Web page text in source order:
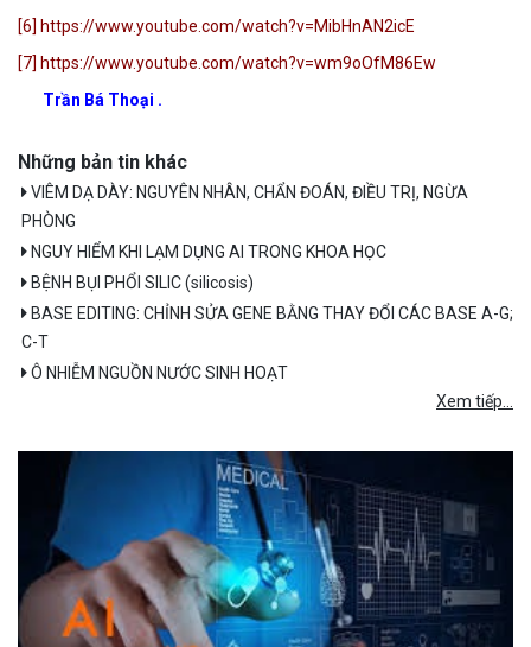
[6] https://www.youtube.com/watch?v=MibHnAN2icE
[7] https://www.youtube.com/watch?v=wm9oOfM86Ew
Trần Bá Thoại .
Những bản tin khác
VIÊM DẠ DÀY: NGUYÊN NHÂN, CHẨN ĐOÁN, ĐIỀU TRỊ, NGỪA
PHÒNG
NGUY HIỂM KHI LẠM DỤNG AI TRONG KHOA HỌC
BỆNH BỤI PHỔI SILIC (silicosis)
BASE EDITING: CHỈNH SỬA GENE BẰNG THAY ĐỔI CÁC BASE A-G;
C-T
Ô NHIỄM NGUỒN NƯỚC SINH HOẠT
Xem tiếp...